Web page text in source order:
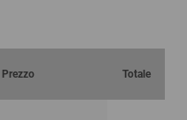
Prezzo Totale